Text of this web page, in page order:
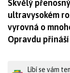
Skvělý
ultravysokém
vyrovná o
Opravdu
Líbí se vám